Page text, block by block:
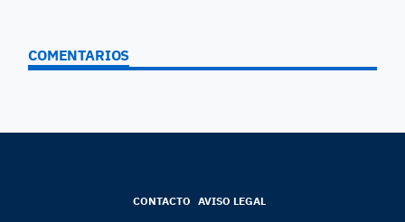
COMENTARIOS
CONTACTO AVISO LEGAL